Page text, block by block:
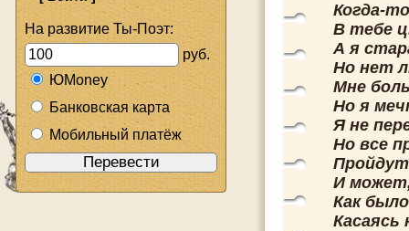
На развитие Ты-Поэт:
руб.
ЮMoney
Банковская карта
Мобильный платёж
Когда-
В тебе
А я
Но нет
Мне
Но я
Я не
Но все
Пройдут
И
Как